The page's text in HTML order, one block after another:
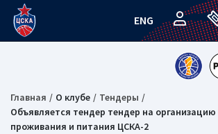
ENG
Главная О клубе
Тендеры
Объявляется тендер тендер на организацию
проживания и питания ЦСКА-2